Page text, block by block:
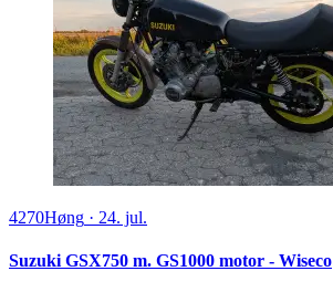
4270Høng · 24. jul.
Suzuki GSX750 m. GS1000 motor - Wiseco